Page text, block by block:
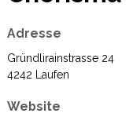
Adresse
Gründlirainstrasse 24
4242 Laufen
Website